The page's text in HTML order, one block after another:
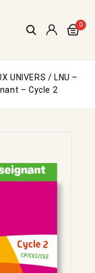
0
UNIVERS / LNU –
– Cycle 2